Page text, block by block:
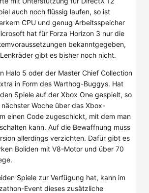
auch noch flüssig laufen, so ist
CPU und genug Arbeitsspeicher
hat für Forza Horizon 3 nur die
bekanntgegeben,
gibt es bisher noch nicht.
Halo 5 oder der Master Chief Collection
in Form des Warthog-Buggys. Hat
Spiele auf der Xbox One gespielt, so
Woche über das Xbox-
einen Code zugeschickt, mit dem man
kann. Auf die Bewaffnung muss
allerdings verzichten. Dafür gibt es
Boliden mit V8-Motor und über 70
Spiele zur Verfügung hat, kann im
Event dieses zusätzliche